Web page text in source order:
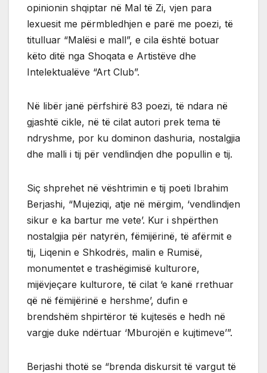
opinionin shqiptar në Mal të Zi, vjen para
lexuesit me përmbledhjen e parë me poezi, të
titulluar “Malësi e mall”, e cila është botuar
këto ditë nga Shoqata e Artistëve dhe
Intelektualëve “Art Club”.
Në libër janë përfshirë 83 poezi, të ndara në
gjashtë cikle, në të cilat autori prek tema të
ndryshme, por ku dominon dashuria, nostalgjia
dhe malli i tij për vendlindjen dhe popullin e tij.
Siç shprehet në vështrimin e tij poeti Ibrahim
Berjashi, “Mujeziqi, atje në mërgim, ‘vendlindjen
sikur e ka bartur me vete’. Kur i shpërthen
nostalgjia për natyrën, fëmijërinë, të afërmit e
tij, Liqenin e Shkodrës, malin e Rumisë,
monumentet e trashëgimisë kulturore,
mijëvjeçare kulturore, të cilat ‘e kanë rrethuar
që në fëmijërinë e hershme’, dufin e
brendshëm shpirtëror të kujtesës e hedh në
vargje duke ndërtuar ‘Mburojën e kujtimeve’”.
Berjashi thotë se “brenda diskursit të vargut të